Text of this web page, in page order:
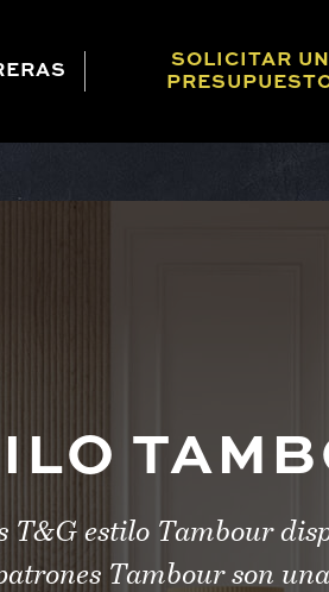
SOLICITAR UN
T&G estilo Tambour
Tambour son